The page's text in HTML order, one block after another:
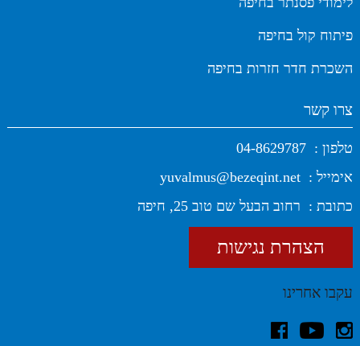
פיתוח קול בחיפה
השכרת חדר חזרות בחיפה
צרו קשר
טלפון : 04-8629787
אימייל : yuvalmus@bezeqint.net
כתובת : רחוב הבעל שם טוב 25, חיפה
הצהרת נגישות
עקבו אחרינו